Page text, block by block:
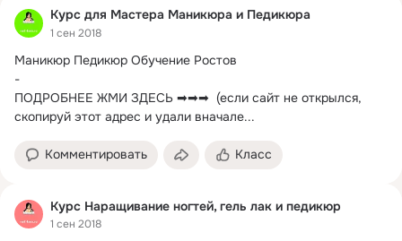
Курс для Мастера Маникюра и Педикюра
1 сен 2018
Маникюр Педикюр Обучение Ростов
-
ПОДРОБНЕЕ ЖМИ ЗДЕСЬ ➡➡➡  (если сайт не открылся,
скопируй этот адрес и удали вначале...
Комментировать Класс
Курс Наращивание ногтей, гель лак и педикюр
1 сен 2018